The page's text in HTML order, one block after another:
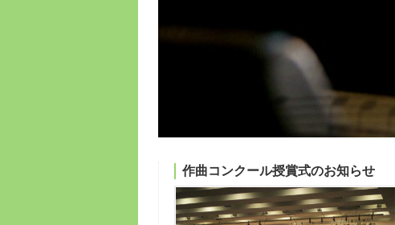
作曲コンクール授賞式のお知らせ